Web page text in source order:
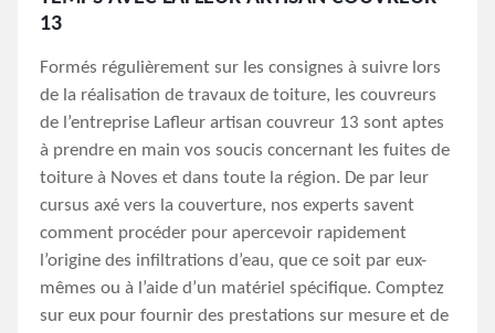
13
Formés régulièrement sur les consignes à suivre lors
de la réalisation de travaux de toiture, les couvreurs
de l’entreprise Lafleur artisan couvreur 13 sont aptes
à prendre en main vos soucis concernant les fuites de
toiture à Noves et dans toute la région. De par leur
cursus axé vers la couverture, nos experts savent
comment procéder pour apercevoir rapidement
l’origine des infiltrations d’eau, que ce soit par eux-
mêmes ou à l’aide d’un matériel spécifique. Comptez
sur eux pour fournir des prestations sur mesure et de